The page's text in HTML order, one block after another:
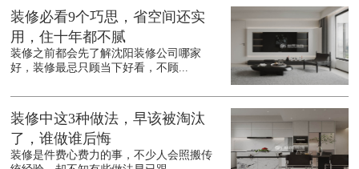
装修必看9个巧思，省空间还实
用，住十年都不腻
装修之前都会先了解沈阳装修公司哪家
好，装修最忌只顾当下好看，不顾...
装修中这3种做法，早该被淘汰
了，谁做谁后悔
装修是件费心费力的事，不少人会照搬传